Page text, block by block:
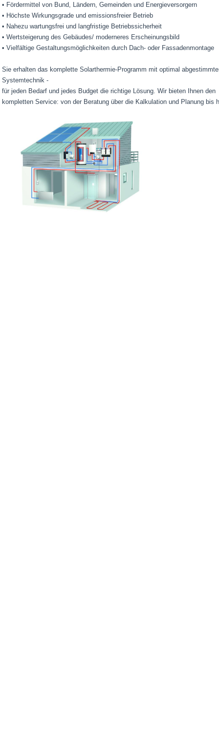
• Fördermittel von Bund, Ländern, Gemeinden und Energieversorgern
• Höchste Wirkungsgrade und emissionsfreier Betrieb
• Nahezu wartungsfrei und langfristige Betriebssicherheit
• Wertsteigerung des Gebäudes/ moderneres Erscheinungsbild
• Vielfältige Gestaltungsmöglichkeiten durch Dach- oder Fassadenmontage
Sie erhalten das komplette Solarthermie-Programm mit optimal
Systemtechnik -
für jeden Bedarf und jedes Budget die richtige Lösung. Wir bieten Ihnen den
kompletten Service: von der Beratung über die Kalkulation und Planung bis